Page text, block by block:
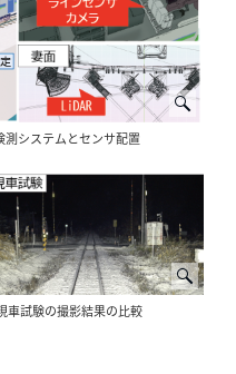
システムとセンサ配置
試験の撮影結果の比較